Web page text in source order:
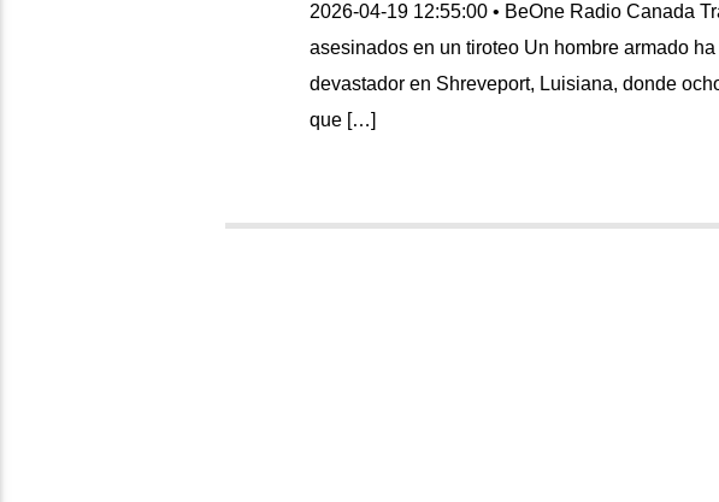
2026-04-19 12:55:00 • BeOne Radio Canada
asesinados en un tiroteo Un hombre armado
devastador en Shreveport, Luisiana, donde
que […]